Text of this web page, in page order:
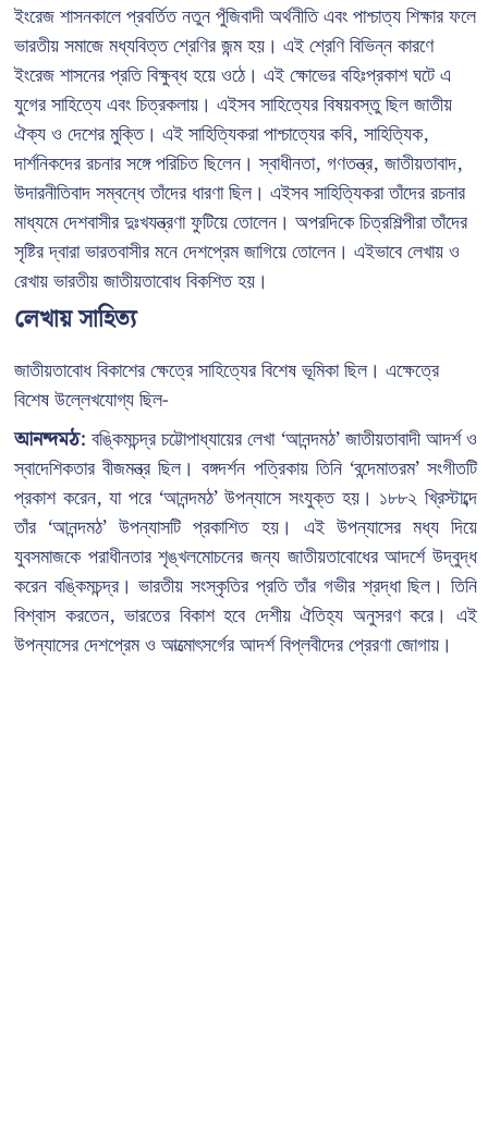
ইংরেজ শাসনকালে প্রবর্তিত নতুন পুঁজিবাদী অর্থনীতি এবং পাশ্চাত্য শিক্ষার ফলে
ভারতীয় সমাজে মধ্যবিত্ত শ্রেণির জন্ম হয়। এই শ্রেণি বিভিন্ন কারণে
ইংরেজ শাসনের প্রতি বিক্ষুব্ধ হয়ে ওঠে। এই ক্ষোভের বহিঃপ্রকাশ ঘটে এ
যুগের সাহিত্যে এবং চিত্রকলায়। এইসব সাহিত্যের বিষয়বস্তু ছিল জাতীয়
ঐক্য ও দেশের মুক্তি। এই সাহিত্যিকরা পাশ্চাত্যের কবি, সাহিত্যিক,
দার্শনিকদের রচনার সঙ্গে পরিচিত ছিলেন। স্বাধীনতা, গণতন্ত্র, জাতীয়তাবাদ,
উদারনীতিবাদ সম্বন্ধে তাঁদের ধারণা ছিল। এইসব সাহিত্যিকরা তাঁদের রচনার
মাধ্যমে দেশবাসীর দুঃখযন্ত্রণা ফুটিয়ে তোলেন। অপরদিকে চিত্রশিল্পীরা তাঁদের
সৃষ্টির দ্বারা ভারতবাসীর মনে দেশপ্রেম জাগিয়ে তোলেন। এইভাবে লেখায় ও
রেখায় ভারতীয় জাতীয়তাবোধ বিকশিত হয়।
লেখায় সাহিত্য
জাতীয়তাবোধ বিকাশের ক্ষেত্রে সাহিত্যের বিশেষ ভূমিকা ছিল। এক্ষেত্রে
বিশেষ উল্লেখযোগ্য ছিল-
আনন্দমঠ:বঙ্কিমচন্দ্র চট্টোপাধ্যায়ের লেখা ‘আনন্দমঠ’ জাতীয়তাবাদী আদর্শ ও
স্বাদেশিকতার বীজমন্ত্র ছিল। বঙ্গদর্শন পত্রিকায় তিনি ‘বন্দেমাতরম’ সংগীতটি
প্রকাশ করেন, যা পরে ‘আনন্দমঠ’ উপন্যাসে সংযুক্ত হয়। ১৮৮২ খ্রিস্টাব্দে
তাঁর ‘আনন্দমঠ’ উপন্যাসটি প্রকাশিত হয়। এই উপন্যাসের মধ্য দিয়ে
যুবসমাজকে পরাধীনতার শৃঙ্খলমোচনের জন্য জাতীয়তাবোধের আদর্শে উদ্বুদ্ধ
করেন বঙ্কিমচন্দ্র। ভারতীয় সংস্কৃতির প্রতি তাঁর গভীর শ্রদ্ধা ছিল। তিনি
বিশ্বাস করতেন, ভারতের বিকাশ হবে দেশীয় ঐতিহ্য অনুসরণ করে। এই
উপন্যাসের দেশপ্রেম ও আত্মোৎসর্গের আদর্শ বিপ্লবীদের প্রেরণা জোগায়।